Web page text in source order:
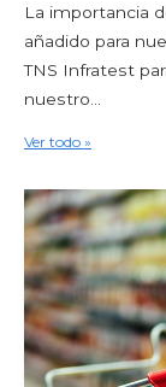
La importancia
añadido para
TNS Infratest
nuestro...
Ver todo »